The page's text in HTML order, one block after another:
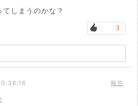
しまうのかな？
3
報告